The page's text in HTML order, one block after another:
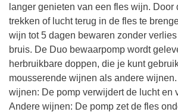
langer genieten van een fles wijn. Door
trekken of lucht terug in de fles te
wijn tot 5 dagen bewaren zonder
bruis. De Duo bewaarpomp wordt
herbruikbare doppen, die je kunt
mousserende wijnen als andere
wijnen: De pomp verwijdert de lucht en
Andere wijnen: De pomp zet de fles